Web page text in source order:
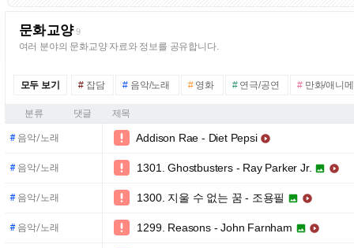
문화교양 9
여러 분야의 문화교양 자료와 정보를 공유합니다.
모두 보기 # 잡담 # 음악/노래 #영화 #연극/공연 # 만화/애니
분류 댓글 제목
#음악/노래  Addison Rae - Diet Pepsi 
#음악/노래  1301. Ghostbusters - Ray Parker Jr.  
#음악/노래  1300. 지울 수 없는 꿈 - 조용필  
#음악/노래  1299. Reasons - John Farnham  